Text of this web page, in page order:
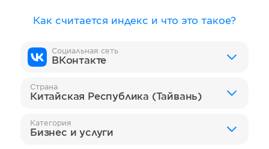
Как считается индекс и что это такое?
Социальная сеть
ВКонтакте
Страна
Китайская Республика (Тайвань)
Категория
Бизнес и услуги